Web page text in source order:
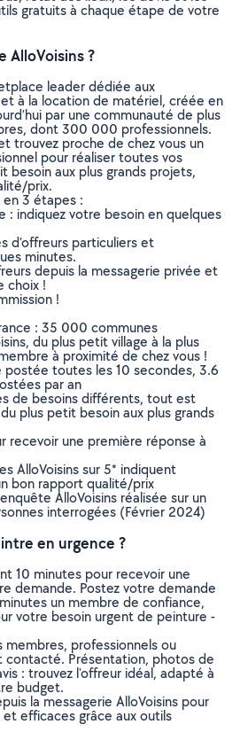
gratuits à chaque étape de votre
AlloVoisins ?
leader dédiée aux
à la location de matériel, créée en
par une communauté de plus
dont 300 000 professionnels.
trouvez proche de chez vous un
pour réaliser toutes vos
besoin aux plus grands projets,
prix.
3 étapes :
: indiquez votre besoin en quelques
d’offreurs particuliers et
minutes.
depuis la messagerie privée et
choix !
!
: 35 000 communes
du plus petit village à la plus
à proximité de chez vous !
postée toutes les 10 secondes, 3.6
par an
de besoins différents, tout est
plus petit besoin aux plus grands
recevoir une première réponse à
AlloVoisins sur 5* indiquent
bon rapport qualité/prix
AlloVoisins réalisée sur un
interrogées (Février 2024)
en urgence ?
10 minutes pour recevoir une
demande. Postez votre demande
un membre de confiance,
votre besoin urgent de peinture -
membres, professionnels ou
contacté. Présentation, photos de
: trouvez l'offreur idéal, adapté à
budget.
la messagerie AlloVoisins pour
efficaces grâce aux outils